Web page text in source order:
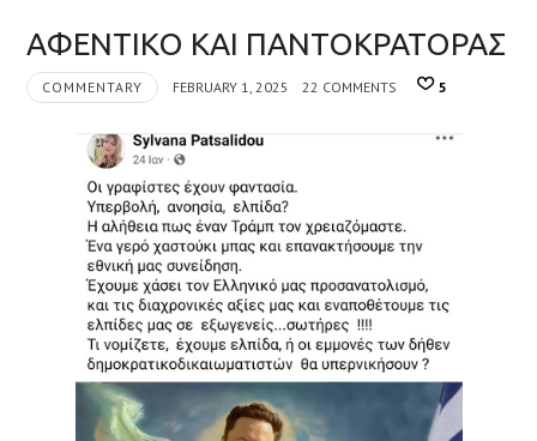
ΑΦΕΝΤΙΚΟ ΚAΙ ΠΑΝΤΟΚΡΑΤΟΡΑΣ
COMMENTARY FEBRUARY 1, 2025 22 COMMENTS 5